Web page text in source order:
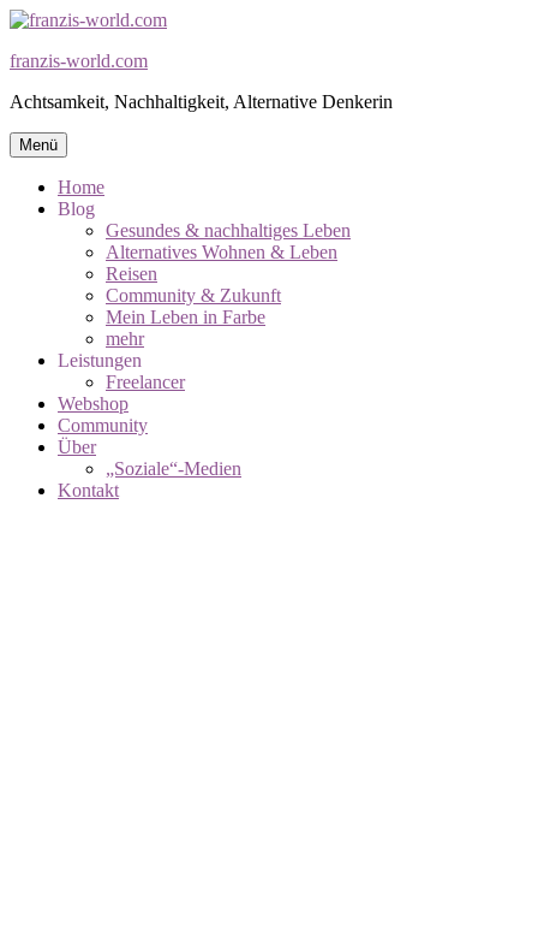
Zum
springen
franzis-world.com
Achtsamkeit, Nachhaltigkeit, Alternative Denkerin
Menü
Home
Blog
Gesundes & nachhaltiges Leben
Alternatives Wohnen & Leben
​Reisen
​Community & Zukunft
Mein Leben in Farbe
mehr
Leistungen
Freelancer
Webshop
Community
Über
„Soziale“-Medien
Kontakt